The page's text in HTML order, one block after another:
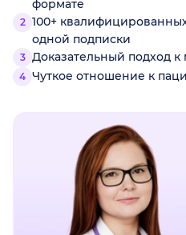
формате
100+
одной подписки
Доказательный подход
Чуткое отношение к